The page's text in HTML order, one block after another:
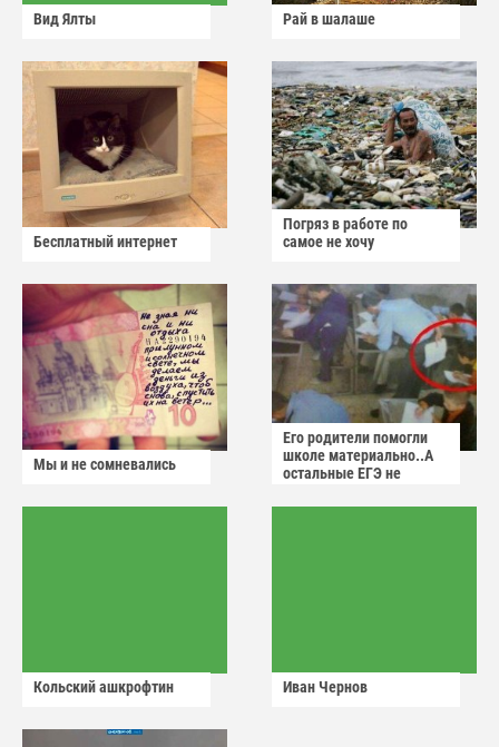
Вид Ялты Рай в шалаше
Бесплатный интернет
Погряз в работе по
самое не хочу
Мы и не сомневались
Его родители помогли
школе материально..А
остальные ЕГЭ не
Кольский ашкрофтин Иван Чернов